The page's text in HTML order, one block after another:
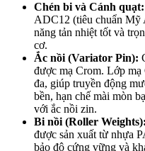
Chén bi và Cánh quạt:
ADC12 (tiêu chuẩn Mỹ
năng tản nhiệt tốt và
cơ.
Ắc nồi (Variator Pin):
được mạ Crom. Lớp mạ
đa, giúp truyền động
bền, hạn chế mài mòn
với ắc nồi zin.
Bi nồi (Roller Weights):
được sản xuất từ nhựa
bảo độ cứng vững và